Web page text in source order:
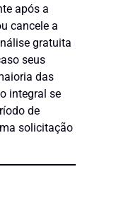
após a
cancele a
gratuita
seus
das
integral se
de
solicitação